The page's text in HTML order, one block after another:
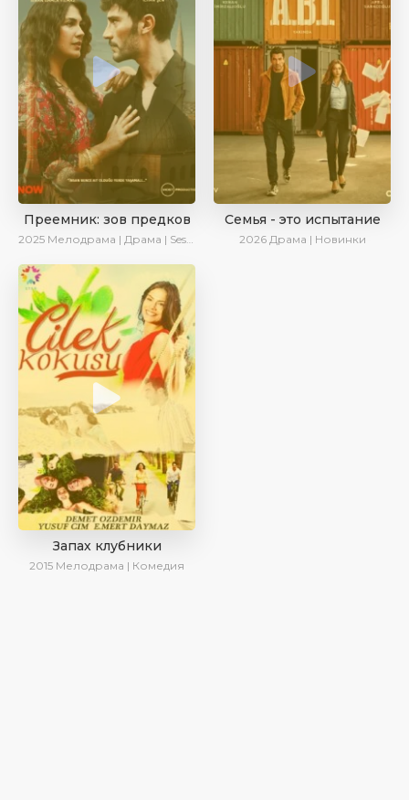
Преемник: зов предков
2025 Мелодрама | Драма | SesDizi | AlisaDirilis | Новинки | Сериалы 2025
Семья - это испытание
2026 Драма | Новинки
Запах клубники
2015 Мелодрама | Комедия